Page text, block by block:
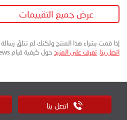
عرض جميع التقييمات
إذا قمت بشراء هذا المنتج ولكنك لم تتلقَ رسالة
اتصل بنا تعرف على المزيد حول كيفية قيام DriverReviews بمراجعة التعليقات.
اتصل بنا